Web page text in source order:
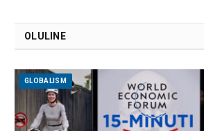
OLULINE
GLOBALISM